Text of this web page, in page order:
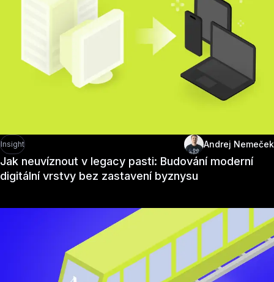
Insight Andrej Nemeček
Jak neuvíznout v legacy pasti: Budování moderní
digitální vrstvy bez zastavení byznysu